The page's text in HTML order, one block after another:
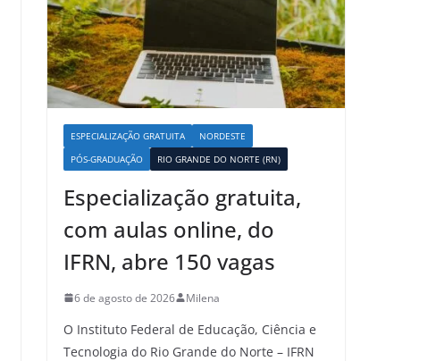
ESPECIALIZAÇÃO GRATUITA
NORDESTE
PÓS-GRADUAÇÃO
RIO GRANDE DO NORTE (RN)
Especialização gratuita,
com aulas online, do
IFRN, abre 150 vagas
6 de agosto de 2026 Milena
O Instituto Federal de Educação, Ciência e
Tecnologia do Rio Grande do Norte – IFRN